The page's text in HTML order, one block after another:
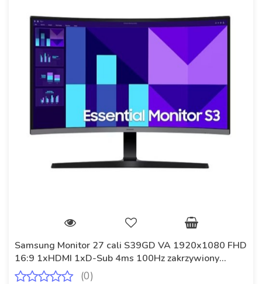
Samsung Monitor 27 cali S39GD VA 1920x1080 FHD
16:9 1xHDMI 1xD-Sub 4ms 100Hz zakrzywiony
3YOn-Site (LS27D390GAUXEN)
(0)